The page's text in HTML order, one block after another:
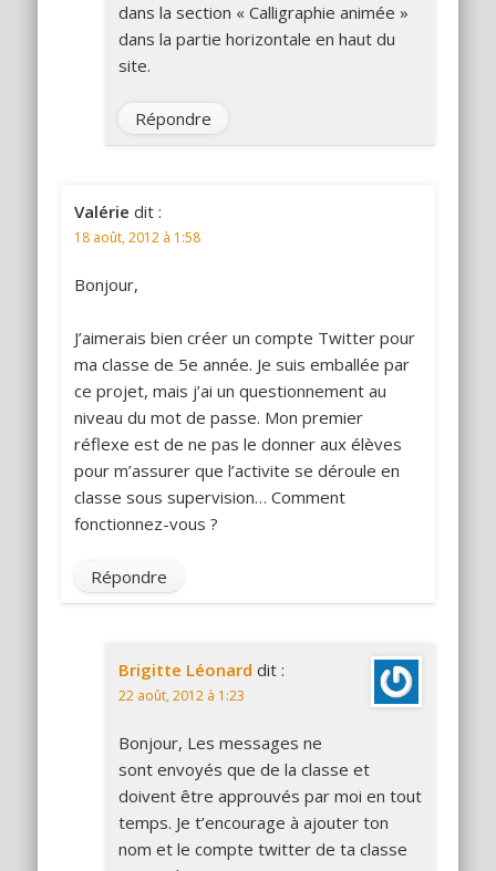
dans la section « Calligraphie animée »
dans la partie horizontale en haut du
site.
Répondre
Valérie dit :
18 août, 2012 à 1:58
Bonjour,
J’aimerais bien créer un compte Twitter pour
ma classe de 5e année. Je suis emballée par
ce projet, mais j’ai un questionnement au
niveau du mot de passe. Mon premier
réflexe est de ne pas le donner aux élèves
pour m’assurer que l’activite se déroule en
classe sous supervision… Comment
fonctionnez-vous ?
Répondre
Brigitte Léonard dit :
22 août, 2012 à 1:23
Bonjour, Les messages ne
sont envoyés que de la classe et
doivent être approuvés par moi en tout
temps. Je t’encourage à ajouter ton
nom et le compte twitter de ta classe